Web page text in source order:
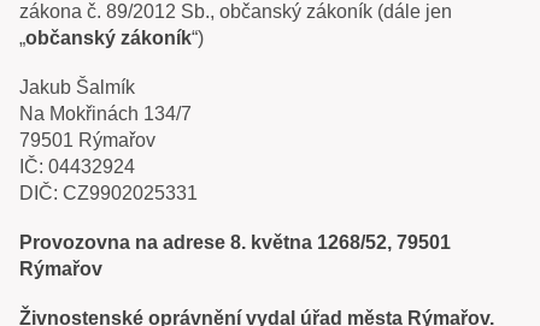
zákona č. 89/2012 Sb., občanský zákoník (dále jen
„občanský zákoník“)
Jakub Šalmík
Na Mokřinách 134/7
79501 Rýmařov
IČ: 04432924
DIČ: CZ9902025331
Provozovna na adrese 8. května 1268/52, 79501
Rýmařov
Živnostenské oprávnění vydal úřad města Rýmařov.